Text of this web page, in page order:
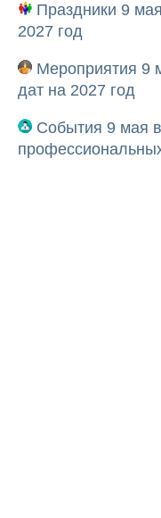
Праздники 9
2027 год
Мероприятия 9
дат на 2027 год
События 9 мая